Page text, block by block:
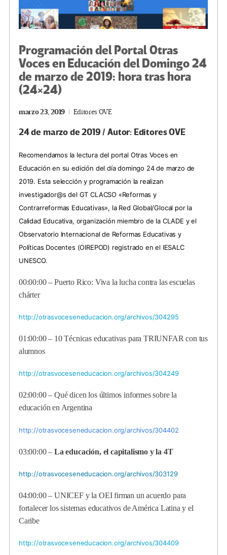
Programación del Portal Otras
Voces en Educación del Domingo 24
de marzo de 2019: hora tras hora
(24×24)
marzo 23, 2019 Editores OVE
24 de marzo de 2019 / Autor: Editores OVE
Recomendamos la lectura del portal Otras Voces en
Educación en su edición del día domingo 24 de marzo de
2019. Esta selección y programación la realizan
investigador@s del GT CLACSO «Reformas y
Contrarreformas Educativas», la Red Global/Glocal por la
Calidad Educativa, organización miembro de la CLADE y el
Observatorio Internacional de Reformas Educativas y
Políticas Docentes (OIREPOD) registrado en el IESALC
UNESCO.
00:00:00 –Puerto Rico: Viva la lucha contra las escuelas
chárter
http://otrasvoceseneducacion.org/archivos/304295
01:00:00 – 10 Técnicas educativas para TRIUNFAR con tus
alumnos
http://otrasvoceseneducacion.org/archivos/304249
02:00:00 –Qué dicen los últimos informes sobre la
educación en Argentina
http://otrasvoceseneducacion.org/archivos/304402
03:00:00 –La educación, el capitalismo y la 4T
http://otrasvoceseneducacion.org/archivos/303129
04:00:00 –UNICEF y la OEI firman un acuerdo para
fortalecer los sistemas educativos de América Latina y el
Caribe
http://otrasvoceseneducacion.org/archivos/304409